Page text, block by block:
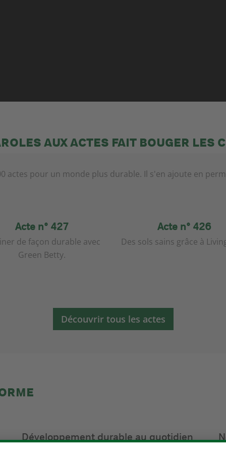
AUX ACTES FAIT BOUGER LES
actes pour un monde plus durable. Il s'en ajoute en
Acte n° 427
de façon durable avec
Green Betty.
Acte n° 426
Des sols sains grâce à
Découvrir tous les actes
Développement durable au quotidien